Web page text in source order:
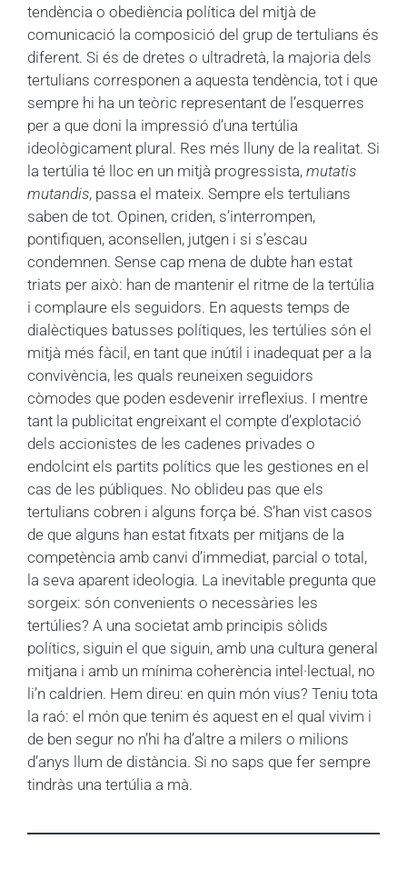
tendència o obediència política del mitjà de
comunicació la composició del grup de tertulians és
diferent. Si és de dretes o ultradretà, la majoria dels
tertulians corresponen a aquesta tendència, tot i que
sempre hi ha un teòric representant de l’esquerres
per a que doni la impressió d’una tertúlia
ideològicament plural. Res més lluny de la realitat. Si
la tertúlia té lloc en un mitjà progressista, mutatis
mutandis, passa el mateix. Sempre els tertulians
saben de tot. Opinen, criden, s’interrompen,
pontifiquen, aconsellen, jutgen i si s’escau
condemnen. Sense cap mena de dubte han estat
triats per això: han de mantenir el ritme de la tertúlia
i complaure els seguidors. En aquests temps de
dialèctiques batusses polítiques, les tertúlies són el
mitjà més fàcil, en tant que inútil i inadequat per a la
convivència, les quals reuneixen seguidors
còmodes que poden esdevenir irreflexius. I mentre
tant la publicitat engreixant el compte d’explotació
dels accionistes de les cadenes privades o
endolcint els partits polítics que les gestiones en el
cas de les públiques. No oblideu pas que els
tertulians cobren i alguns força bé. S’han vist casos
de que alguns han estat fitxats per mitjans de la
competència amb canvi d’immediat, parcial o total,
la seva aparent ideologia. La inevitable pregunta que
sorgeix: són convenients o necessàries les
tertúlies? A una societat amb principis sòlids
polítics, siguin el que siguin, amb una cultura general
mitjana i amb un mínima coherència intel·lectual, no
li’n caldrien. Hem direu: en quin món vius? Teniu tota
la raó: el món que tenim és aquest en el qual vivim i
de ben segur no n’hi ha d’altre a milers o milions
d’anys llum de distància. Si no saps que fer sempre
tindràs una tertúlia a mà.